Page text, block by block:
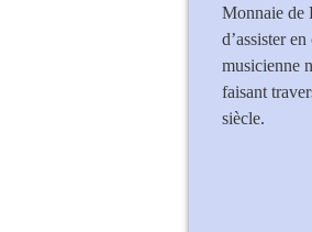
Monnaie de
d’assister
musicienne
faisant
siècle.